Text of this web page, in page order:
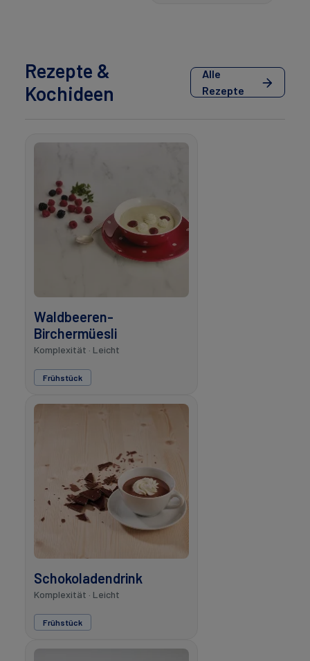
Rezepte &
Kochideen
Alle
Rezepte
Waldbeeren-
Birchermüesli
Komplexität · Leicht
Frühstück
Schokoladendrink
Komplexität · Leicht
Frühstück